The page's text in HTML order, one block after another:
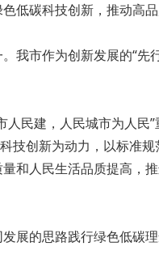
低碳科技创新，推动高
我市作为创新发展的“先
民建，人民城市为人民”
技创新为动力，以标准规
和人民生活品质提高，
展的思路践行绿色低碳